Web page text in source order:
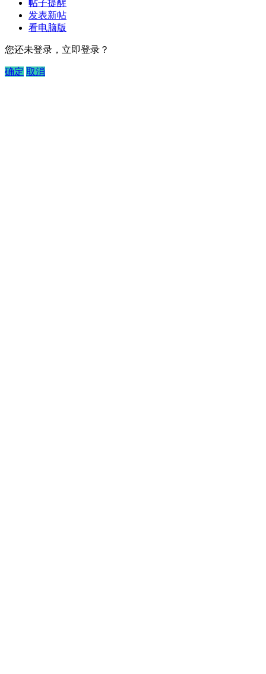
帖子提醒
发表新帖
看电脑版
您还未登录，立即登录？
确定 取消